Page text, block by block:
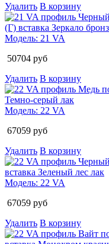
Удалить В корзину
Модель: 21 VA
50704 руб
Удалить В корзину
Модель: 22 VA
67059 руб
Удалить В корзину
Модель: 22 VA
67059 руб
Удалить В корзину